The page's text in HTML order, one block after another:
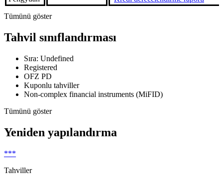
Tümünü göster
Tahvil sınıflandırması
Sıra: Undefined
Registered
OFZ PD
Kuponlu tahviller
Non-complex financial instruments (MiFID)
Tümünü göster
Yeniden yapılandırma
***
Tahviller